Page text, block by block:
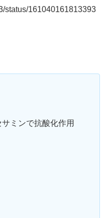
status/161040161813393
ミンで抗酸化作用